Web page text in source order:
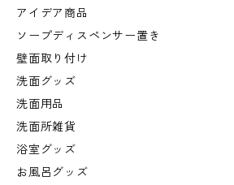
アイデア商品
ソープディスペンサー置き
壁面取り付け
洗面グッズ
洗面用品
洗面所雑貨
浴室グッズ
お風呂グッズ